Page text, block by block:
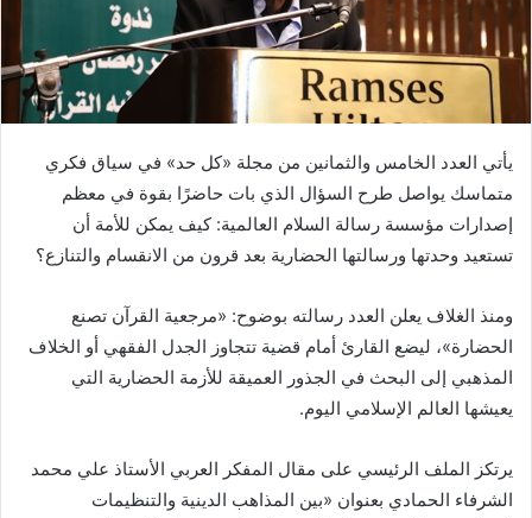
يأتي العدد الخامس والثمانين من مجلة «كل حد» في سياق فكري
متماسك يواصل طرح السؤال الذي بات حاضرًا بقوة في معظم
إصدارات مؤسسة رسالة السلام العالمية: كيف يمكن للأمة أن
تستعيد وحدتها ورسالتها الحضارية بعد قرون من الانقسام والتنازع؟
ومنذ الغلاف يعلن العدد رسالته بوضوح: «مرجعية القرآن تصنع
الحضارة»، ليضع القارئ أمام قضية تتجاوز الجدل الفقهي أو الخلاف
المذهبي إلى البحث في الجذور العميقة للأزمة الحضارية التي
يعيشها العالم الإسلامي اليوم.
يرتكز الملف الرئيسي على مقال المفكر العربي الأستاذ علي محمد
الشرفاء الحمادي بعنوان «بين المذاهب الدينية والتنظيمات